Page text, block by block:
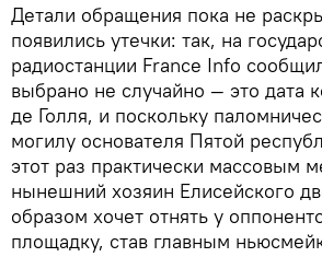
Детали обращения пока не
появились утечки: так, на
радиостанции France Info
выбрано не случайно — это дата
де Голля, и поскольку
могилу основателя Пятой
этот раз практически массовым
нынешний хозяин Елисейского
образом хочет отнять у
площадку, став главным